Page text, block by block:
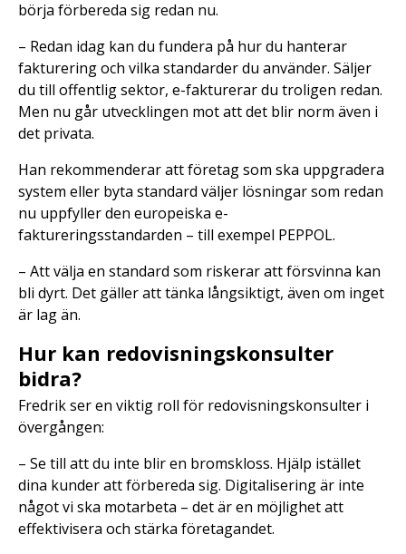
börja förbereda sig redan nu.
– Redan idag kan du fundera på hur du hanterar
fakturering och vilka standarder du använder. Säljer
du till offentlig sektor, e-fakturerar du troligen redan.
Men nu går utvecklingen mot att det blir norm även i
det privata.
Han rekommenderar att företag som ska uppgradera
system eller byta standard väljer lösningar som redan
nu uppfyller den europeiska e-
faktureringsstandarden – till exempel PEPPOL.
– Att välja en standard som riskerar att försvinna kan
bli dyrt. Det gäller att tänka långsiktigt, även om inget
är lag än.
Hur kan redovisningskonsulter
bidra?
Fredrik ser en viktig roll för redovisningskonsulter i
övergången:
– Se till att du inte blir en bromskloss. Hjälp istället
dina kunder att förbereda sig. Digitalisering är inte
något vi ska motarbeta – det är en möjlighet att
effektivisera och stärka företagandet.